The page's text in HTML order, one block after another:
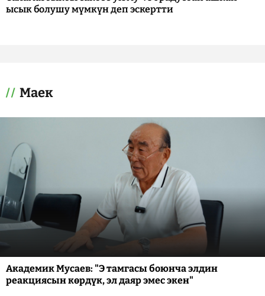
ысык болушу мүмкүн деп эскертти
Маек
Академик Мусаев: "Э тамгасы боюнча элдин
реакциясын көрдүк, эл даяр эмес экен"